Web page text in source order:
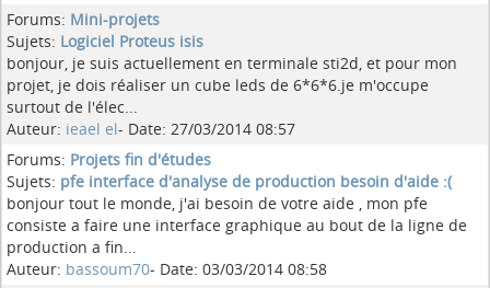
Forums: Mini-projets
Sujets: Logiciel Proteus isis
bonjour, je suis actuellement en terminale sti2d, et pour mon
projet, je dois réaliser un cube leds de 6*6*6.je m'occupe
surtout de l'élec...
Auteur: ieael el- Date: 27/03/2014 08:57
Forums: Projets fin d'études
Sujets: pfe interface d'analyse de production besoin d'aide :(
bonjour tout le monde, j'ai besoin de votre aide , mon pfe
consiste a faire une interface graphique au bout de la ligne de
production a fin...
Auteur: bassoum70- Date: 03/03/2014 08:58